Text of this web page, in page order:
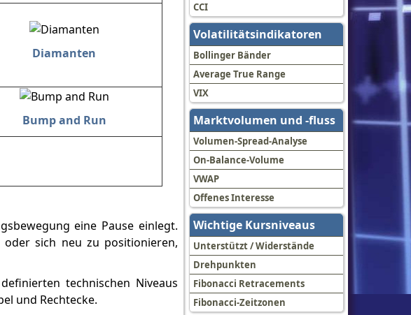
CCI
Volatilitätsindikatoren
Bollinger Bänder
Average True Range
VIX
Marktvolumen und -fluss
Volumen-Spread-Analyse
On-Balance-Volume
VWAP
Offenes Interesse
Wichtige Kursniveaus
Unterstützt / Widerstände
Drehpunkten
Fibonacci Retracements
Fibonacci-Zeitzonen
Diamanten
Bump and Run
eine Pause einlegt.
oder sich neu zu positionieren,
technischen Niveaus
und Rechtecke.